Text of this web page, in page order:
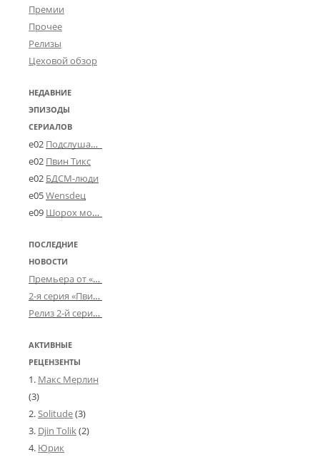
Премии
Прочее
Релизы
Цеховой обзор
НЕДАВНИЕ
ЭПИЗОДЫ
СЕРИАЛОВ
e02 Подслушано в Угличе
e02 Пвин Тикс
e02 БДСМ-люди
e05Wensdeц
e09 Шорох мозговины
ПОСЛЕДНИЕ
НОВОСТИ
Премьера от «Усталого королевства»: «Игорь начал»
2-я серия «Пвин Тикса» от 2-D
Релиз 2-й серии «БДСМ-людей» от «Аркада Фильм»
АКТИВНЫЕ
РЕЦЕНЗЕНТЫ
Макс Мерлин
(3)
Solitude(3)
Djin Tolik(2)
Юрик